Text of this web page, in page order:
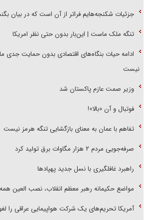
جزئیات شکنجه‌هایم فراتر از آن است که در بیان
تنگه ملک ماست | این‌بار بدون حتی نظر امریکا
ادامه حیات بنگاه‌های اقتصادی بدون حمایت جدی
نیست
وزیر صمت عازم پاکستان شد
فوتبال و آن «بالا»!
تفاهم با عمان به معنای بازگشایی تنگه هرمز نیست
صرفه‌جویی مردم ۲ هزار مگاوات برق تولید کرد
راهبرد غافلگیری با نسل جدید پهپاد‌ها
مواضع حکیمانه رهبر معظم انقلاب، نصب العین
آمریکا تحریم‌های یک شرکت هواپیمایی عراقی را